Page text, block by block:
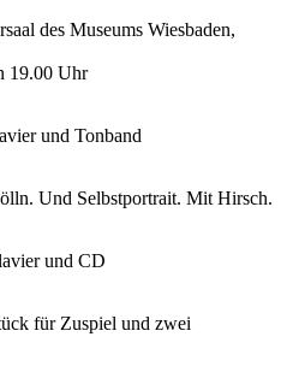
des Museums Wiesbaden,
19.00 Uhr
und Tonband
Und Selbstportrait. Mit Hirsch.
und CD
für Zuspiel und zwei